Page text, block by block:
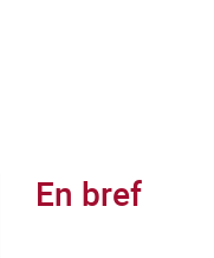
En bref